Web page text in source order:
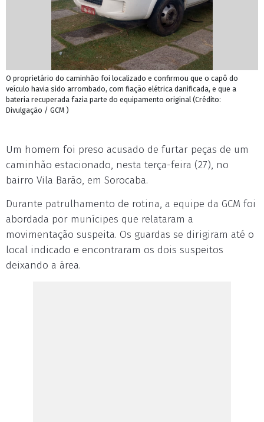
O proprietário do caminhão foi localizado e confirmou que o capô do
veículo havia sido arrombado, com fiação elétrica danificada, e que a
bateria recuperada fazia parte do equipamento original (Crédito:
Divulgação / GCM )
Um homem foi preso acusado de furtar peças de um
caminhão estacionado, nesta terça-feira (27), no
bairro Vila Barão, em Sorocaba.
Durante patrulhamento de rotina, a equipe da GCM foi
abordada por munícipes que relataram a
movimentação suspeita. Os guardas se dirigiram até o
local indicado e encontraram os dois suspeitos
deixando a área.